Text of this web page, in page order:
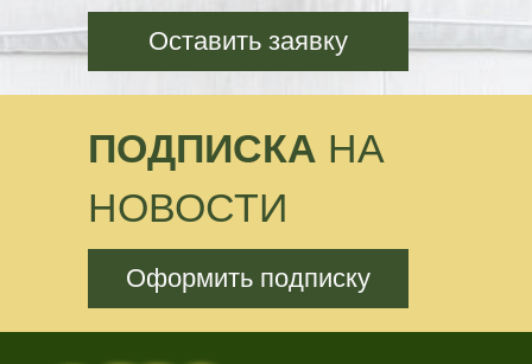
Оставить заявку
ПОДПИСКА НА
НОВОСТИ
Оформить подписку